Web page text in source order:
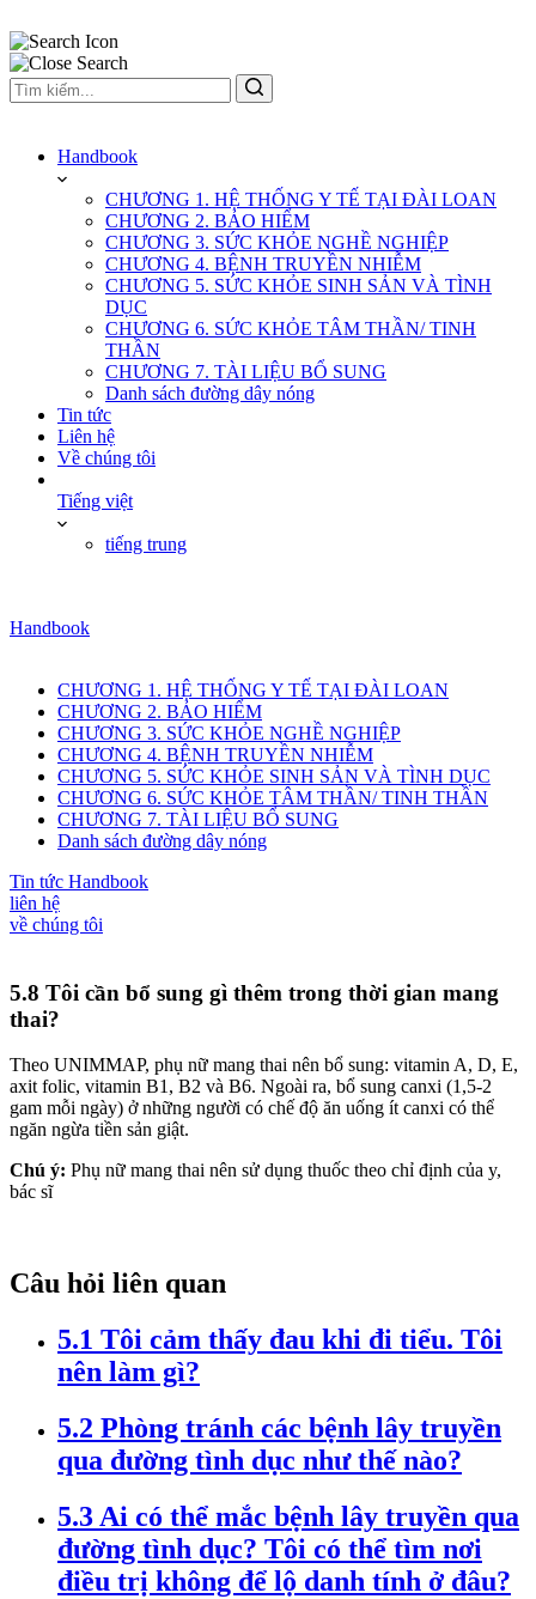
Handbook
CHƯƠNG 1. HỆ THỐNG Y TẾ TẠI ĐÀI LOAN
CHƯƠNG 2. BẢO HIỂM
CHƯƠNG 3. SỨC KHỎE NGHỀ NGHIỆP
CHƯƠNG 4. BỆNH TRUYỀN NHIỄM
CHƯƠNG 5. SỨC KHỎE SINH SẢN VÀ TÌNH
DỤC
CHƯƠNG 6. SỨC KHỎE TÂM THẦN/ TINH
THẦN
CHƯƠNG 7. TÀI LIỆU BỔ SUNG
Danh sách đường dây nóng
Tin tức
Liên hệ
Về chúng tôi
Tiếng việt
tiếng trung
Handbook
CHƯƠNG 1. HỆ THỐNG Y TẾ TẠI ĐÀI LOAN
CHƯƠNG 2. BẢO HIỂM
CHƯƠNG 3. SỨC KHỎE NGHỀ NGHIỆP
CHƯƠNG 4. BỆNH TRUYỀN NHIỄM
CHƯƠNG 5. SỨC KHỎE SINH SẢN VÀ TÌNH DỤC
CHƯƠNG 6. SỨC KHỎE TÂM THẦN/ TINH THẦN
CHƯƠNG 7. TÀI LIỆU BỔ SUNG
Danh sách đường dây nóng
Tin tức Handbook
liên hệ
về chúng tôi
5.8 Tôi cần bổ sung gì thêm trong thời gian mang
thai?
Theo UNIMMAP, phụ nữ mang thai nên bổ sung: vitamin A, D, E,
axit folic, vitamin B1, B2 và B6. Ngoài ra, bổ sung canxi (1,5-2
gam mỗi ngày) ở những người có chế độ ăn uống ít canxi có thể
ngăn ngừa tiền sản giật.
Chú ý: Phụ nữ mang thai nên sử dụng thuốc theo chỉ định của y,
bác sĩ
Câu hỏi liên quan
5.1 Tôi cảm thấy đau khi đi tiểu. Tôi
nên làm gì?
5.2 Phòng tránh các bệnh lây truyền
qua đường tình dục như thế nào?
5.3 Ai có thể mắc bệnh lây truyền qua
đường tình dục? Tôi có thể tìm nơi
điều trị không để lộ danh tính ở đâu?